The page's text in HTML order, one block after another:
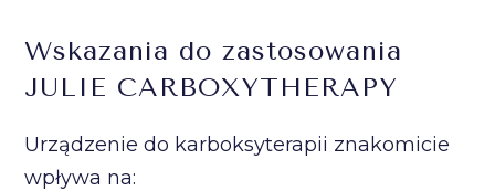
Wskazania do zastosowania
JULIE CARBOXYTHERAPY
Urządzenie do karboksyterapii znakomicie
wpływa na: